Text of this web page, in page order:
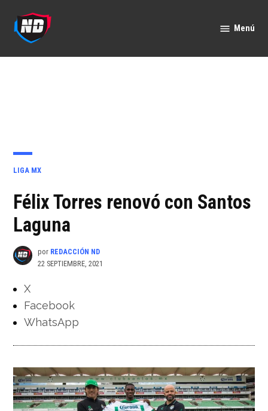
contenido
Menú
PUBLICADO
LIGA MX
Félix Torres renovó con Santos
Laguna
por REDACCIÓN ND
22 SEPTIEMBRE, 2021
X
Facebook
WhatsApp